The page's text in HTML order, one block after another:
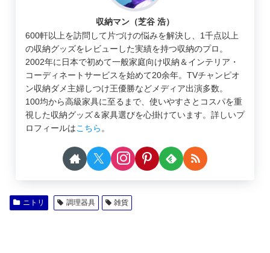
収納マン（芝谷 浩）
600軒以上を訪問して片づけの悩みを解決し、1千点以上
の収納グッズをレビューした実績を持つ収納のプロ。
2002年に日本で初めて一般家庭向け収納＆インテリア・
コーディネートサービスを始めて20余年。TVチャンピオ
ン収納ダメ主婦しつけ王優勝などメディア出演多数。
100均から高級家具に至るまで、使いやすさとコスパを重
視した収納グッズ＆家具選びを心掛けています。詳しいプ
ロフィールはこちら。
ニトリ 調理器具 雑貨